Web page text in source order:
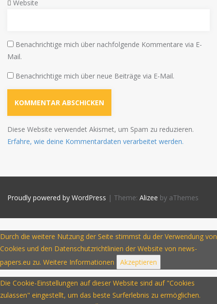
Website
Benachrichtige mich über nachfolgende Kommentare via E-
Mail.
Benachrichtige mich über neue Beiträge via E-Mail.
Diese Website verwendet Akismet, um Spam zu reduzieren.
Erfahre, wie deine Kommentardaten verarbeitet werden.
Proudly powered by WordPress | Theme: Alizee by aThemes
Durch die weitere Nutzung der Seite stimmst du der Verwendung von
Cookies und den Datenschutzrichtlinien der Website von news-
papers.eu zu. Weitere Informationen Akzeptieren
Die Cookie-Einstellungen auf dieser Website sind auf "Cookies
zulassen" eingestellt, um das beste Surferlebnis zu ermöglichen.